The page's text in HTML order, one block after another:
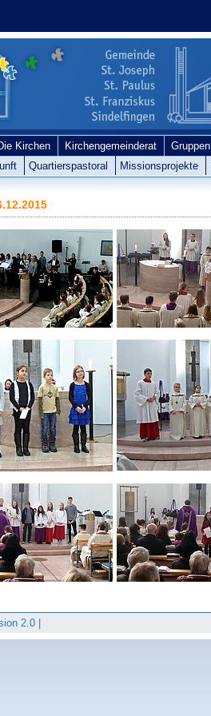
Kirchen Kirchengemeinderat Gruppen
Quartierspastoral Missionsprojekte
2.0 |